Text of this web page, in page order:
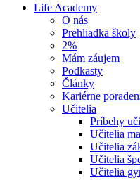
Life Academy
O nás
Prehliadka školy
2%
Mám záujem
Podkasty
Články
Kariérne
Učitelia
Príbehy
Učitelia
Učitelia
Učitelia
Učitelia